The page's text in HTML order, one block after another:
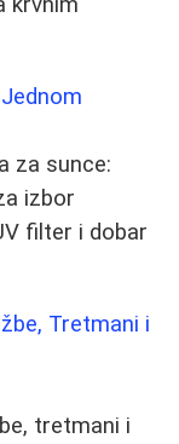
za sunce:
izbor
filter i dobar
Tretmani i
tretmani i